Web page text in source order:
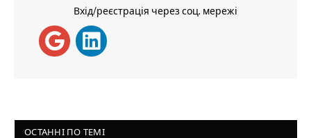
Вхід/реєстрація через соц. мережі
ОСТАННІ ПО ТЕМІ